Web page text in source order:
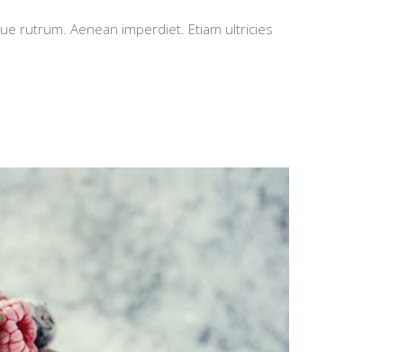
rutrum. Aenean imperdiet. Etiam ultricies